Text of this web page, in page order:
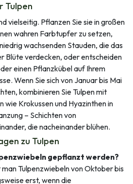
Tulpen
vielseitig. Pflanzen Sie sie in großen
wahren Farbtupfer zu setzen,
wachsenden Stauden, die das
Blüte verdecken, oder entscheiden
einen Pflanzkübel auf Ihrem
Wenn Sie sich von Januar bis Mai
kombinieren Sie Tulpen mit
wie Krokussen und Hyazinthen in
– Schichten von
die nacheinander blühen.
zu Tulpen
gepflanzt werden?
Tulpenzwiebeln von Oktober bis
erst, wenn die